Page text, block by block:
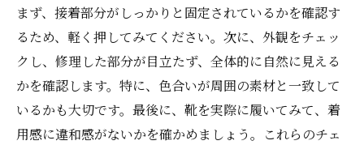
まず、接着部分がしっかりと固定されているかを確認す
るため、軽く押してみてください。次に、外観をチェッ
クし、修理した部分が目立たず、全体的に自然に見える
かを確認します。特に、色合いが周囲の素材と一致して
いるかも大切です。最後に、靴を実際に履いてみて、着
用感に違和感がないかを確かめましょう。これらのチェ